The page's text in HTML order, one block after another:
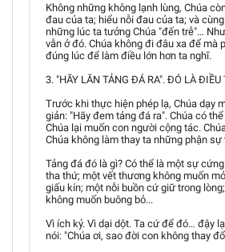
Không những không lạnh lùng, Chúa
đau của ta; hiểu nỗi đau của ta; và
những lúc ta tưởng Chúa "đến trễ"…
vẫn ở đó. Chúa không đi đâu xa để mà
đúng lúc để làm điều lớn hơn ta nghĩ.
3. "HÃY LĂN TẢNG ĐÁ RA". ĐÓ LÀ ĐIỀU
Trước khi thực hiện phép lạ, Chúa dạy
giản: "Hãy đem tảng đá ra". Chúa có
Chúa lại muốn con người cộng tác.
Chúa không làm thay ta những phận sự
Tảng đá đó là gì? Có thể là một sự
tha thứ; một vết thương không muốn
giấu kín; một nỗi buồn cứ giữ trong
không muốn buông bỏ...
Vì ích kỷ. Vì dại dột. Ta cứ để đó… đậy
nói: "Chúa ơi, sao đời con không thay